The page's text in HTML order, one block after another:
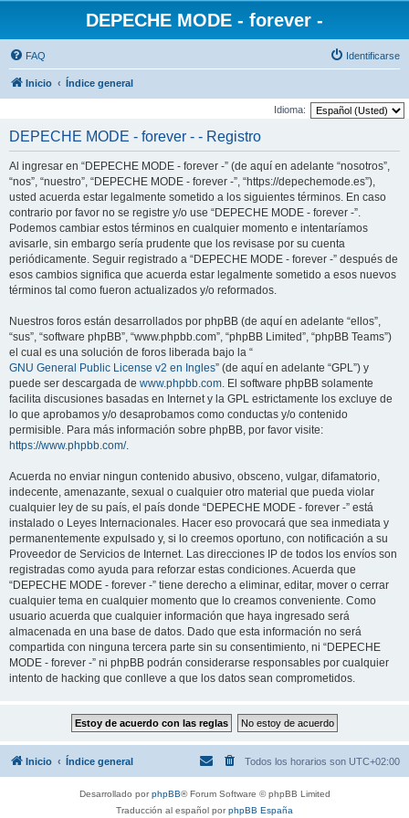
DEPECHE MODE - forever -
FAQ Identificarse
Inicio Índice general
Idioma:
DEPECHE MODE - forever - - Registro
Al ingresar en “DEPECHE MODE - forever -” (de aquí en adelante “nosotros”,
“nos”, “nuestro”, “DEPECHE MODE - forever -”, “https://depechemode.es”),
usted acuerda estar legalmente sometido a los siguientes términos. En caso
contrario por favor no se registre y/o use “DEPECHE MODE - forever -”.
Podemos cambiar estos términos en cualquier momento e intentaríamos
avisarle, sin embargo sería prudente que los revisase por su cuenta
periódicamente. Seguir registrado a “DEPECHE MODE - forever -” después de
esos cambios significa que acuerda estar legalmente sometido a esos nuevos
términos tal como fueron actualizados y/o reformados.
Nuestros foros están desarrollados por phpBB (de aquí en adelante “ellos”,
“sus”, “software phpBB”, “www.phpbb.com”, “phpBB Limited”, “phpBB Teams”)
el cual es una solución de foros liberada bajo la “
GNU General Public License v2 en Ingles” (de aquí en adelante “GPL”) y
puede ser descargada de www.phpbb.com. El software phpBB solamente
facilita discusiones basadas en Internet y la GPL estrictamente los excluye de
lo que aprobamos y/o desaprobamos como conductas y/o contenido
permisible. Para más información sobre phpBB, por favor visite:
https://www.phpbb.com/.
Acuerda no enviar ningun contenido abusivo, obsceno, vulgar, difamatorio,
indecente, amenazante, sexual o cualquier otro material que pueda violar
cualquier ley de su país, el país donde “DEPECHE MODE - forever -” está
instalado o Leyes Internacionales. Hacer eso provocará que sea inmediata y
permanentemente expulsado y, si lo creemos oportuno, con notificación a su
Proveedor de Servicios de Internet. Las direcciones IP de todos los envíos son
registradas como ayuda para reforzar estas condiciones. Acuerda que
“DEPECHE MODE - forever -” tiene derecho a eliminar, editar, mover o cerrar
cualquier tema en cualquier momento que lo creamos conveniente. Como
usuario acuerda que cualquier información que haya ingresado será
almacenada en una base de datos. Dado que esta información no será
compartida con ninguna tercera parte sin su consentimiento, ni “DEPECHE
MODE - forever -” ni phpBB podrán considerarse responsables por cualquier
intento de hacking que conlleve a que los datos sean comprometidos.
Inicio Índice general Todos los horarios son UTC+02:00
Desarrollado porphpBB® Forum Software © phpBB Limited
Traducción al español porphpBB España